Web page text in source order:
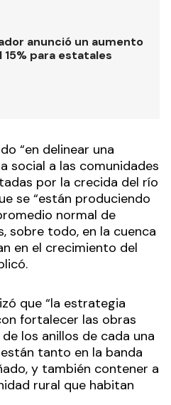
anunció un aumento
15% para estatales
“en delinear una
social a las comunidades
por la crecida del río
se “están produciendo
normal de
sobre todo, en la cuenca
en el crecimiento del
que “la estrategia
fortalecer las obras
los anillos de cada una
tanto en la banda
y también contener a
rural que habitan